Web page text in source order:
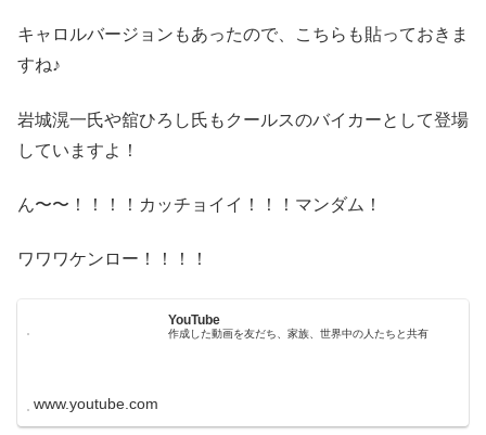
キャロルバージョンもあったので、こちらも貼っておきま
すね♪
岩城滉一氏や舘ひろし氏もクールスのバイカーとして登場
していますよ！
ん〜〜！！！！カッチョイイ！！！マンダム！
ワワワケンロー！！！！
YouTube
作成した動画を友だち、家族、世界中の人たちと共有
www.youtube.com